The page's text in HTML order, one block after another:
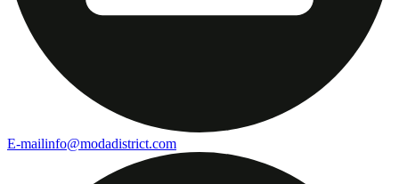
E-mailinfo@modadistrict.com